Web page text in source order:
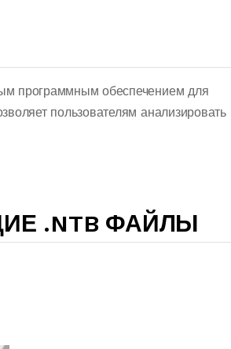
программным обеспечением для
пользователям анализировать
.NTB ФАЙЛЫ